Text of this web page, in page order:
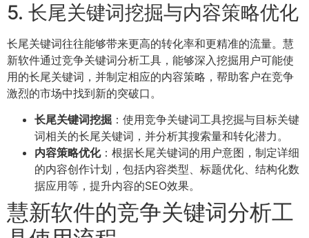
5. 长尾关键词挖掘与内容策略优化
长尾关键词往往能够带来更高的转化率和更精准的流量。慧
新软件通过竞争关键词分析工具，能够深入挖掘用户可能使
用的长尾关键词，并制定相应的内容策略，帮助客户在竞争
激烈的市场中找到新的突破口。
长尾关键词挖掘 ：使用竞争关键词工具挖掘与目标关键
词相关的长尾关键词，并分析其搜索量和转化潜力。
内容策略优化：根据长尾关键词的用户意图，制定详细
的内容创作计划，包括内容类型、标题优化、结构化数
据应用等，提升内容的SEO效果。
慧新软件的竞争关键词分析工